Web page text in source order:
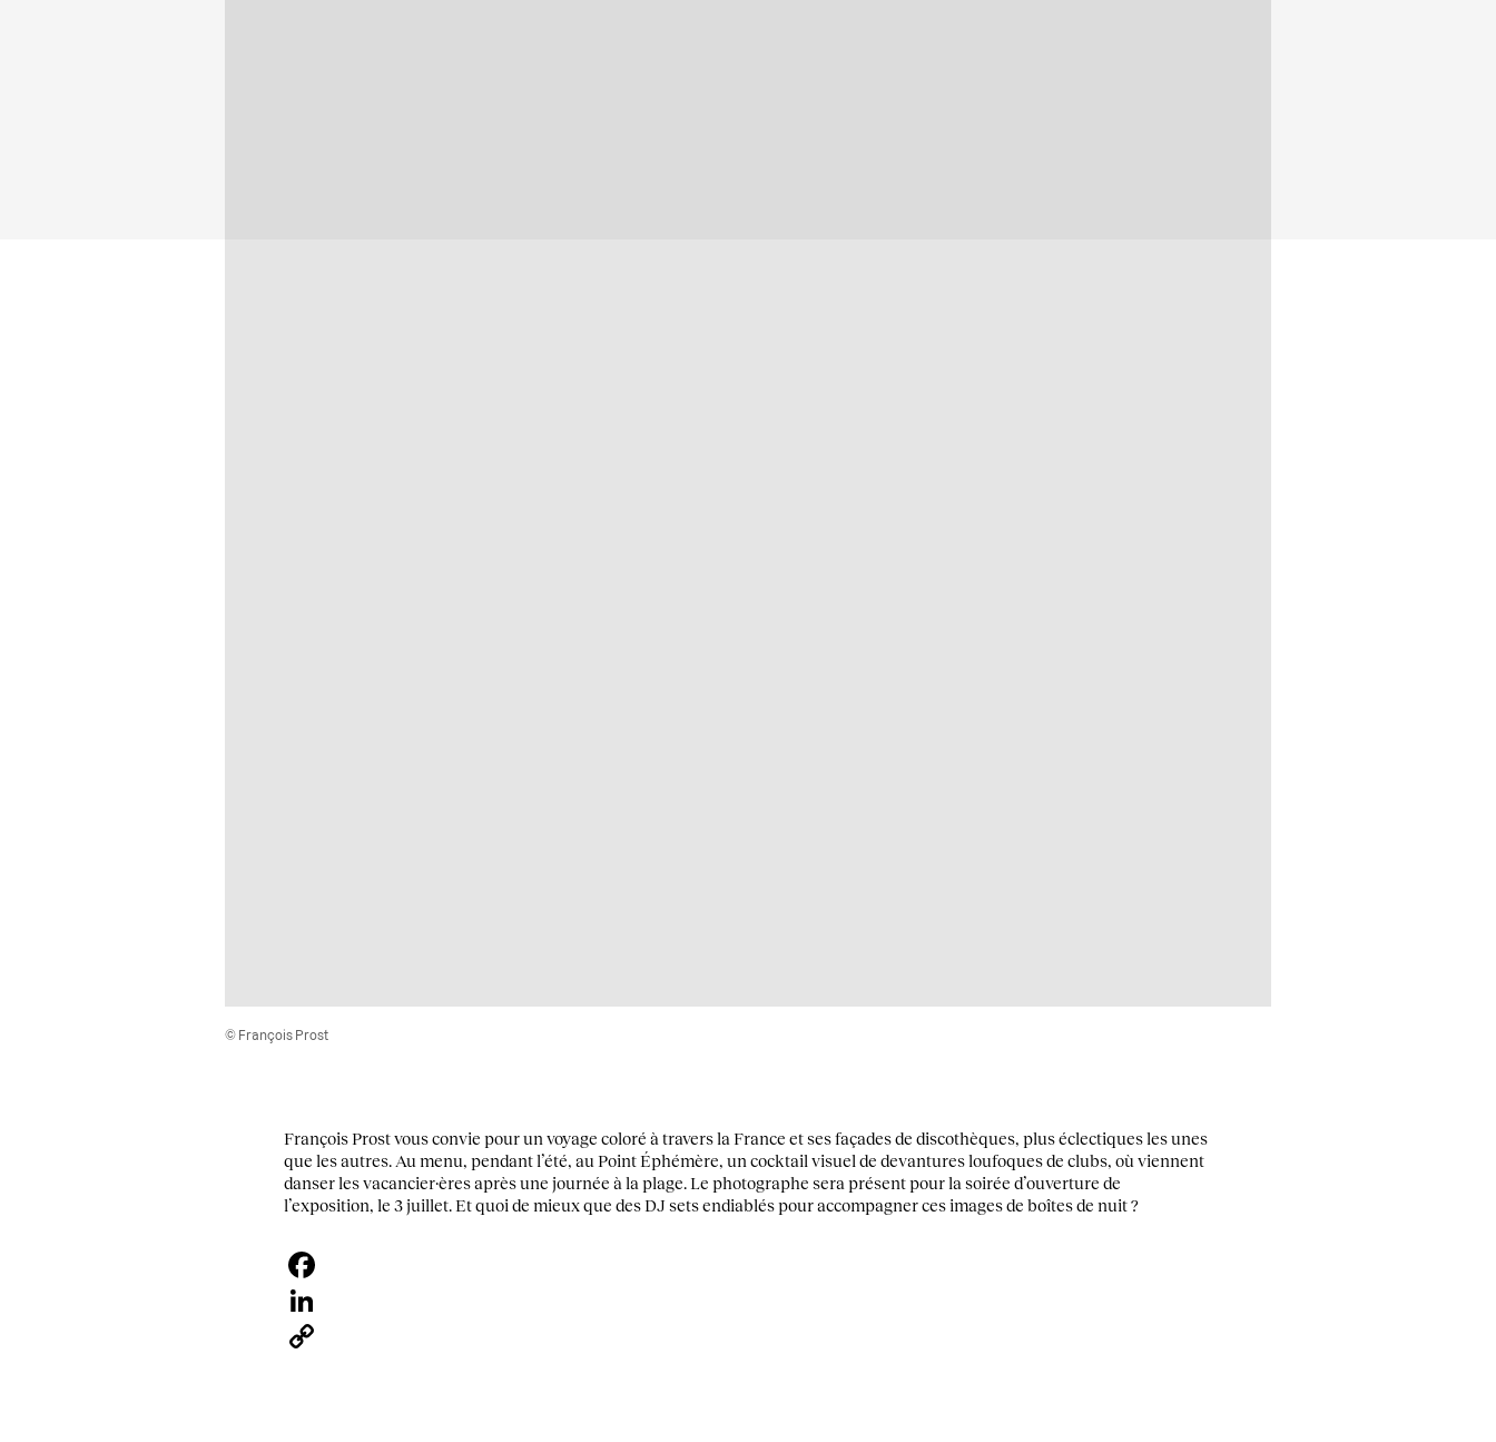
© François Prost
François Prost vous convie pour un voyage coloré à travers la France et ses façades de discothèques, plus éclectiques les unes
que les autres. Au menu, pendant l’été, au Point Éphémère, un cocktail visuel de devantures loufoques de clubs, où viennent
danser les vacancier·ères après une journée à la plage. Le photographe sera présent pour la soirée d’ouverture de
l’exposition, le 3 juillet. Et quoi de mieux que des DJ sets endiablés pour accompagner ces images de boîtes de nuit ?
Facebook
LinkedIn